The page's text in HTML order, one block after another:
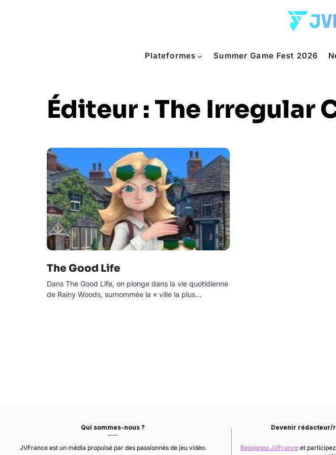
Plateformes Summer Game Fest 2026
Éditeur :The Irregular
The Good Life
Dans The Good Life, on plonge dans la vie quotidienne
de Rainy Woods, surnommée la « ville la plus…
Qui sommes-nous ?
JVFrance est un média propulsé par des passionnés de jeu vidéo.
Devenir rédacteur/
Rejoignez JVFranceet participez